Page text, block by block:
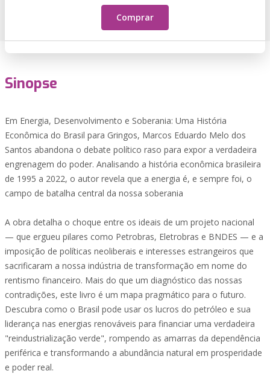
Comprar
Sinopse
Em Energia, Desenvolvimento e Soberania: Uma História
Econômica do Brasil para Gringos, Marcos Eduardo Melo dos
Santos abandona o debate político raso para expor a verdadeira
engrenagem do poder. Analisando a história econômica brasileira
de 1995 a 2022, o autor revela que a energia é, e sempre foi, o
campo de batalha central da nossa soberania
A obra detalha o choque entre os ideais de um projeto nacional
— que ergueu pilares como Petrobras, Eletrobras e BNDES — e a
imposição de políticas neoliberais e interesses estrangeiros que
sacrificaram a nossa indústria de transformação em nome do
rentismo financeiro. Mais do que um diagnóstico das nossas
contradições, este livro é um mapa pragmático para o futuro.
Descubra como o Brasil pode usar os lucros do petróleo e sua
liderança nas energias renováveis para financiar uma verdadeira
"reindustrialização verde", rompendo as amarras da dependência
periférica e transformando a abundância natural em prosperidade
e poder real.